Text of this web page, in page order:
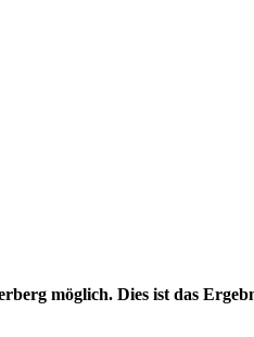
möglich. Dies ist das